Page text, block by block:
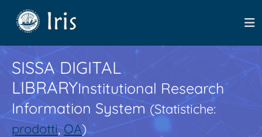
SISSA DIGITAL
LIBRARYInstitutional Research
Information System(Statistiche:
prodotti,OA)